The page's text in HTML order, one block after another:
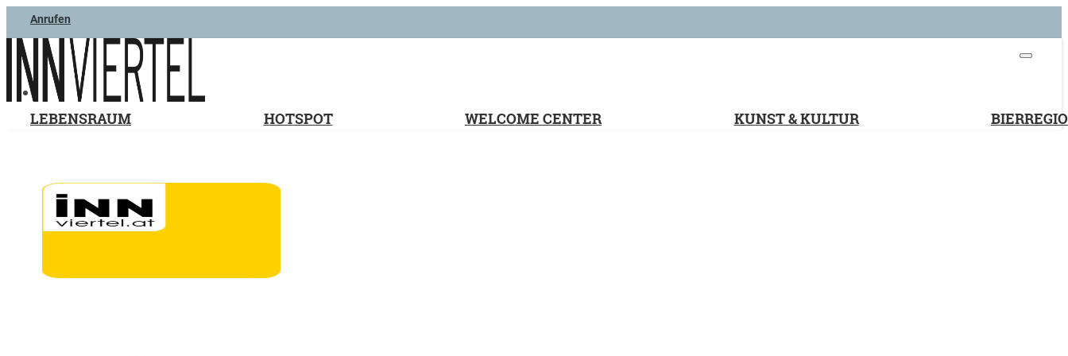
Anrufen
LEBENSRAUM HOTSPOT WELCOME CENTER KUNST & KULTUR